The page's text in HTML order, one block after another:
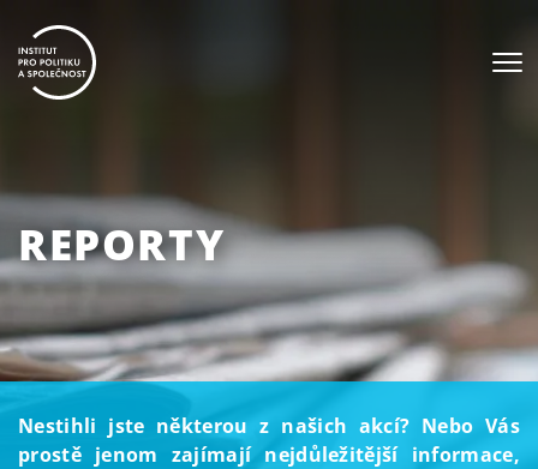
REPORTY
Nestihli jste některou z našich akcí? Nebo Vás
prostě jenom zajímají nejdůležitější informace,